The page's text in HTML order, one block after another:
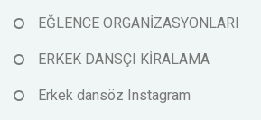
EĞLENCE ORGANİZASYONLARI
ERKEK DANSÇI KİRALAMA
Erkek dansöz Instagram